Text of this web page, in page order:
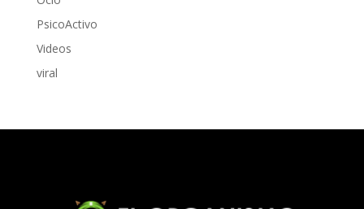
PsicoActivo
Videos
viral